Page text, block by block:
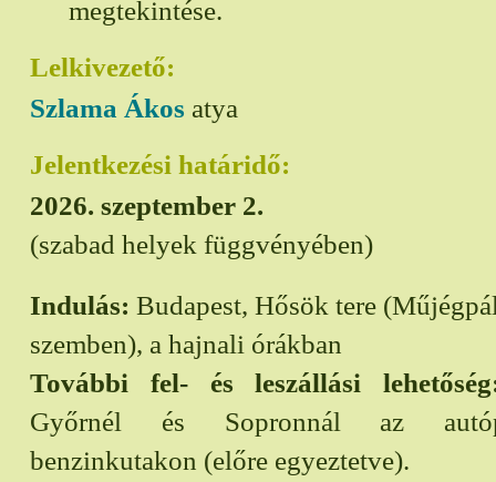
megtekintése.
Lelkivezető:
Szlama Ákos atya
Jelentkezési határidő:
2026. szeptember 2.
(szabad helyek függvényében)
Indulás: Budapest, Hősök tere
szemben), a hajnali órákban
További fel- és leszállási
Győrnél és Sopronnál az
benzinkutakon (előre egyeztetve).